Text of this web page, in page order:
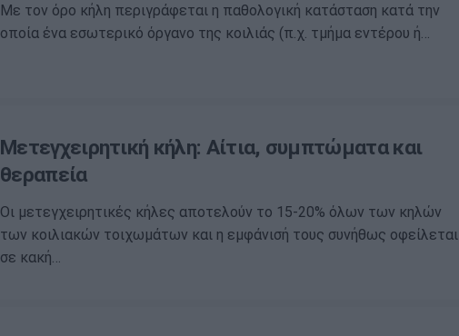
Με τον όρο κήλη περιγράφεται η παθολογική κατάσταση κατά την
οποία ένα εσωτερικό όργανο της κοιλιάς (π.χ. τμήμα εντέρου ή…
Μετεγχειρητική κήλη: Αίτια, συμπτώματα και
θεραπεία
Οι μετεγχειρητικές κήλες αποτελούν το 15-20% όλων των κηλών
των κοιλιακών τοιχωμάτων και η εμφάνισή τους συνήθως οφείλεται
σε κακή…